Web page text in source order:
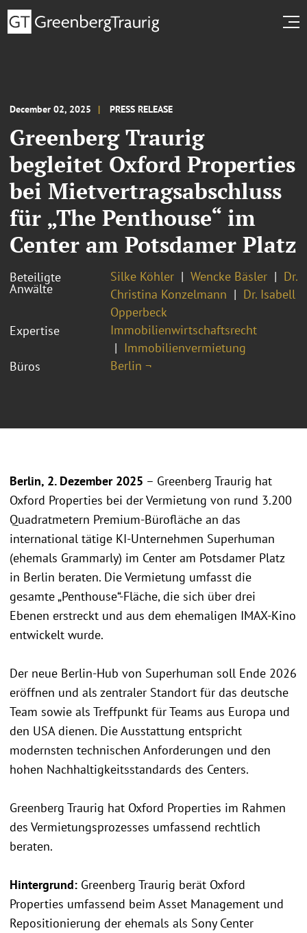
December 02, 2025 PRESS RELEASE
Greenberg Traurig
begleitet Oxford Properties
bei Mietvertragsabschluss
für „The Penthouse“ im
Center am Potsdamer Platz
Beteiligte
Anwälte
Silke Köhler Wencke Bäsler
Dr.
Christina Konzelmann
Dr. Isabell
Opperbeck
Expertise
Immobilienwirtschaftsrecht
Immobilienvermietung
Büros
Berlin ¬
Berlin, 2. Dezember 2025 – Greenberg Traurig hat
Oxford Properties bei der Vermietung von rund 3.200
Quadratmetern Premium-Bürofläche an das
international tätige KI-Unternehmen Superhuman
(ehemals Grammarly) im Center am Potsdamer Platz
in Berlin beraten. Die Vermietung umfasst die
gesamte „Penthouse“-Fläche, die sich über drei
Ebenen erstreckt und aus dem ehemaligen IMAX-Kino
entwickelt wurde.
Der neue Berlin-Hub von Superhuman soll Ende 2026
eröffnen und als zentraler Standort für das deutsche
Team sowie als Treffpunkt für Teams aus Europa und
den USA dienen. Die Ausstattung entspricht
modernsten technischen Anforderungen und den
hohen Nachhaltigkeitsstandards des Centers.
Greenberg Traurig hat Oxford Properties im Rahmen
des Vermietungsprozesses umfassend rechtlich
beraten.
Hintergrund: Greenberg Traurig berät Oxford
Properties umfassend beim Asset Management und
Repositionierung der ehemals als Sony Center